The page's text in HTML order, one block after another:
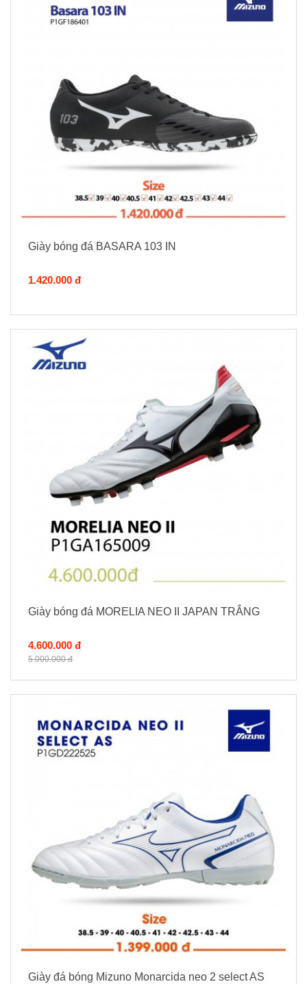
Giày bóng đá BASARA 103 IN
1.420.000 đ
Giày bóng đá MORELIA NEO II JAPAN TRẮNG
4.600.000 đ
5.000.000 đ
Giày đá bóng Mizuno Monarcida neo 2 select AS